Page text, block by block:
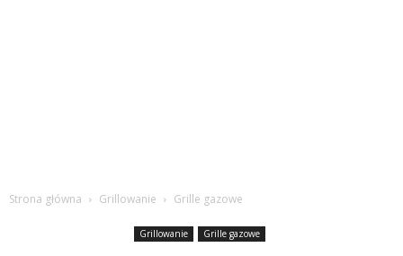
Strona główna Grillowanie Grille gazowe
Grillowanie Grille gazowe